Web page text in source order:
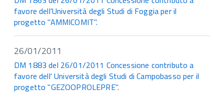
favore dell'Università degli Studi di Foggia per il
progetto "AMMICOMIT".
26/01/2011
DM 1883 del 26/01/2011 Concessione contributo a
favore dell' Università degli Studi di Campobasso per il
progetto "GEZOOPROLEPRE".